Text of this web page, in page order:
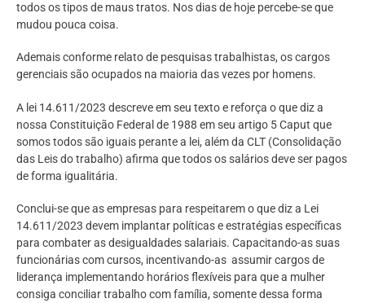
todos os tipos de maus tratos. Nos dias de hoje percebe-se que
mudou pouca coisa.
Ademais conforme relato de pesquisas trabalhistas, os cargos
gerenciais são ocupados na maioria das vezes por homens.
A lei 14.611/2023 descreve em seu texto e reforça o que diz a
nossa Constituição Federal de 1988 em seu artigo 5 Caput que
somos todos são iguais perante a lei, além da CLT (Consolidação
das Leis do trabalho) afirma que todos os salários deve ser pagos
de forma igualitária.
Conclui-se que as empresas para respeitarem o que diz a Lei
14.611/2023 devem implantar políticas e estratégias específicas
para combater as desigualdades salariais. Capacitando-as suas
funcionárias com cursos, incentivando-as assumir cargos de
liderança implementando horários flexíveis para que a mulher
consiga conciliar trabalho com família, somente dessa forma